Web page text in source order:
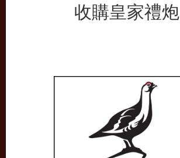
收購皇家禮炮